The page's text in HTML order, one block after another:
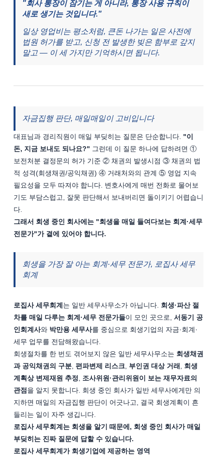
"회사 통장이 잠기는 게 아니라, 통장 사용 규칙이
새로 생기는 것입니다."
일상 영업비는 평소처럼, 큰돈 나가는 일은 사전에
법원 허가를 받고, 신청 전 발생한 빚은 함부로 갚지
말고 — 이 세 가지만 기억하시면 됩니다.
자금집행 판단, 매일매일이 고비입니다
대표님과 경리직원이 매일 부딪히는 질문은 단순합니다. "이
돈, 지금 보내도 되나요?" 그런데 이 질문 하나에 답하려면 ①
보전처분 결정문의 허가 기준 ② 채권의 발생시점 ③ 채권의 법
적 성격(회생채권/공익채권) ④ 거래처와의 관계 ⑤ 영업 지속
필요성을 모두 따져야 합니다. 변호사에게 매번 전화로 물어보
기도 부담스럽고, 잘못 판단해서 보내버리면 돌이키기 어렵습니
다.
그래서 회생 중인 회사에는 "회생을 매일 들여다보는 회계·세무
전문가"가 곁에 있어야 합니다.
회생을 가장 잘 아는 회계·세무 전문가, 로집사 세무
회계
로집사 세무회계는 일반 세무사무소가 아닙니다. 회생·파산 절
차를 매일 다루는 회계·세무 전문가들이 모인 곳으로, 서동기 공
인회계사와 박만용 세무사를 중심으로 회생기업의 자금·회계·
세무 업무를 전담해왔습니다.
회생절차를 한 번도 겪어보지 않은 일반 세무사무소는 회생채권
과 공익채권의 구분 편파변제 리스크 부인권 대상 거래
회생
계획상 변제재원 추정
조사위원·관리위원이 보는 재무자료의
관점을 알지 못합니다. 회생 중인 회사가 일반 세무사에게만 의
지하면 매일의 자금집행 판단이 어긋나고, 결국 회생계획이 흔
들리는 일이 자주 생깁니다.
로집사 세무회계는 회생을 알기 때문에, 회생 중인 회사가 매일
부딪히는 진짜 질문에 답할 수 있습니다.
로집사 세무회계가 회생기업에 제공하는 영역